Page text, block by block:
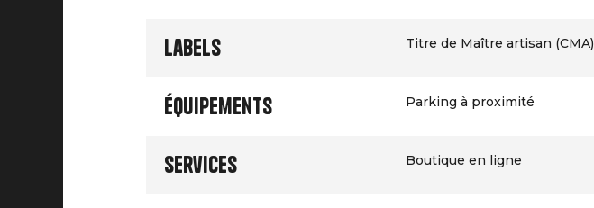
Labels Titre de Maître artisan (CMA)
Équipements Parking à proximité
Services Boutique en ligne